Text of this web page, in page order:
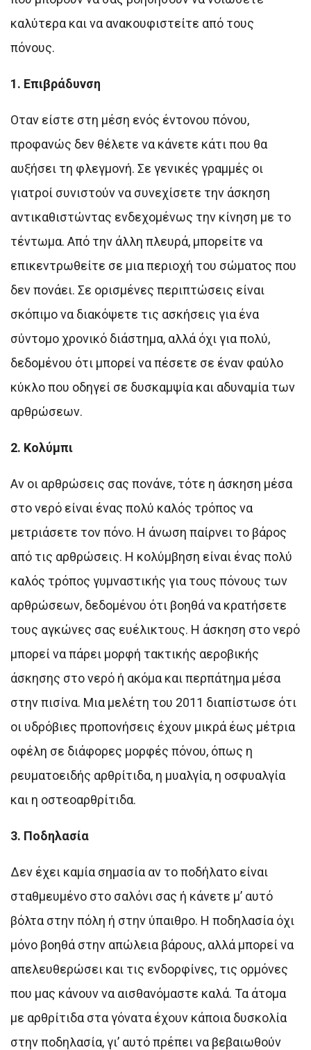
καλύτερα και να ανακουφιστείτε από τους
πόνους.
1. Επιβράδυνση
Οταν είστε στη μέση ενός έντονου πόνου,
προφανώς δεν θέλετε να κάνετε κάτι που θα
αυξήσει τη φλεγμονή. Σε γενικές γραμμές οι
γιατροί συνιστούν να συνεχίσετε την άσκηση
αντικαθιστώντας ενδεχομένως την κίνηση με το
τέντωμα. Από την άλλη πλευρά, μπορείτε να
επικεντρωθείτε σε μια περιοχή του σώματος που
δεν πονάει. Σε ορισμένες περιπτώσεις είναι
σκόπιμο να διακόψετε τις ασκήσεις για ένα
σύντομο χρονικό διάστημα, αλλά όχι για πολύ,
δεδομένου ότι μπορεί να πέσετε σε έναν φαύλο
κύκλο που οδηγεί σε δυσκαμψία και αδυναμία των
αρθρώσεων.
2. Κολύμπι
Αν οι αρθρώσεις σας πονάνε, τότε η άσκηση μέσα
στο νερό είναι ένας πολύ καλός τρόπος να
μετριάσετε τον πόνο. Η άνωση παίρνει το βάρος
από τις αρθρώσεις. Η κολύμβηση είναι ένας πολύ
καλός τρόπος γυμναστικής για τους πόνους των
αρθρώσεων, δεδομένου ότι βοηθά να κρατήσετε
τους αγκώνες σας ευέλικτους. Η άσκηση στο νερό
μπορεί να πάρει μορφή τακτικής αεροβικής
άσκησης στο νερό ή ακόμα και περπάτημα μέσα
στην πισίνα. Μια μελέτη του 2011 διαπίστωσε ότι
οι υδρόβιες προπονήσεις έχουν μικρά έως μέτρια
οφέλη σε διάφορες μορφές πόνου, όπως η
ρευματοειδής αρθρίτιδα, η μυαλγία, η οσφυαλγία
και η οστεοαρθρίτιδα.
3. Ποδηλασία
Δεν έχει καμία σημασία αν το ποδήλατο είναι
σταθμευμένο στο σαλόνι σας ή κάνετε μ’ αυτό
βόλτα στην πόλη ή στην ύπαιθρο. Η ποδηλασία όχι
μόνο βοηθά στην απώλεια βάρους, αλλά μπορεί να
απελευθερώσει και τις ενδορφίνες, τις ορμόνες
που μας κάνουν να αισθανόμαστε καλά. Τα άτομα
με αρθρίτιδα στα γόνατα έχουν κάποια δυσκολία
στην ποδηλασία, γι’ αυτό πρέπει να βεβαιωθούν